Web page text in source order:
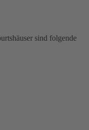
sind folgende